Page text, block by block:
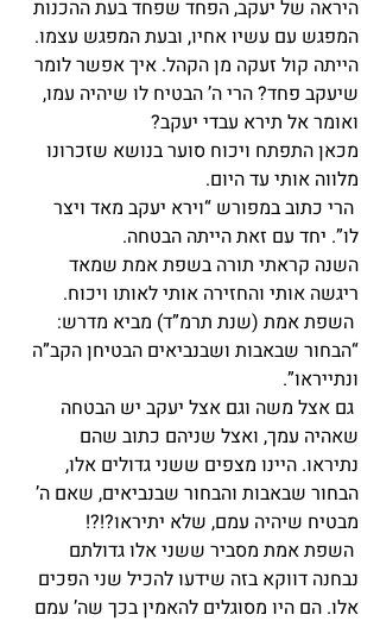
היראה של יעקב, הפחד שפחד בעת ההכנות
המפגש עם עשיו אחיו, ובעת המפגש עצמו.
הייתה קול זעקה מן הקהל. איך אפשר לומר
שיעקב פחד? הרי ה’ הבטיח לו שיהיה עמו,
ואומר אל תירא עבדי יעקב?
מכאן התפתח ויכוח סוער בנושא שזכרונו
מלווה אותי עד היום.
הרי כתוב במפורש “וירא יעקב מאד ויצר
לו”. יחד עם זאת הייתה הבטחה.
השנה קראתי תורה בשפת אמת שמאד
ריגשה אותי והחזירה אותי לאותו ויכוח.
השפת אמת (שנת תרמ”ד) מביא מדרש:
“הבחור שבאבות ושבנביאים הבטיחן הקב”ה
ונתייראו”.
גם אצל משה וגם אצל יעקב יש הבטחה
שאהיה עמך, ואצל שניהם כתוב שהם
נתיראו. היינו מצפים ששני גדולים אלו,
הבחור שבאבות והבחור שבנביאים, שאם ה’
מבטיח שיהיה עמם, שלא יתיראו?!?!
השפת אמת מסביר ששני אלו גדולתם
נבחנה דווקא בזה שידעו להכיל שני הפכים
אלו. הם היו מסוגלים להאמין בכך שה’ עמם